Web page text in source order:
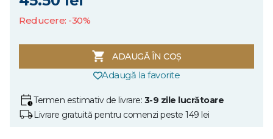
Reducere: -30%
ADAUGĂ ÎN COȘ
Adaugă la favorite
Termen estimativ de livrare: 3-9 zile lucrătoare
Livrare gratuită pentru comenzi peste 149 lei